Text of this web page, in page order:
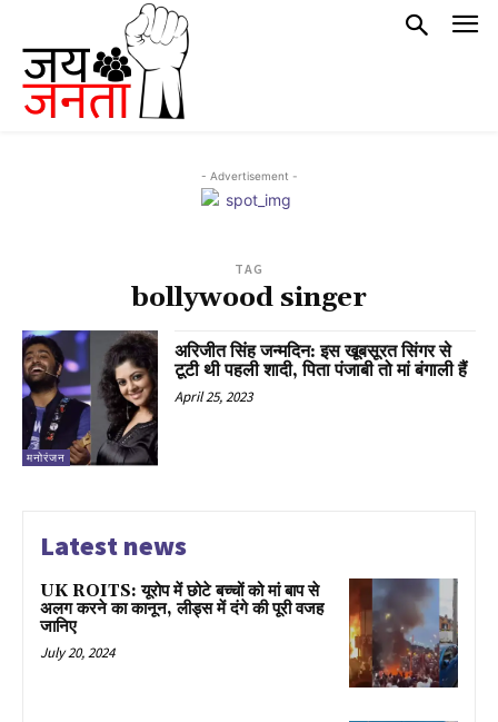
- Advertisement -
TAG
bollywood singer
मनोरंजन
अरिजीत सिंह जन्मदिन: इस खूबसूरत सिंगर से
टूटी थी पहली शादी, पिता पंजाबी तो मां बंगाली हैं
April 25, 2023
Latest news
UK ROITS: यूरोप में छोटे बच्चों को मां बाप से
अलग करने का कानून, लीड्स में दंगे की पूरी वजह
जानिए
July 20, 2024